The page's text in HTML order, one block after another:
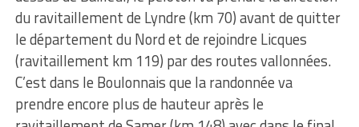
du ravitaillement de Lyndre (km 70) avant de quitter
le département du Nord et de rejoindre Licques
(ravitaillement km 119) par des routes vallonnées.
C’est dans le Boulonnais que la randonnée va
prendre encore plus de hauteur après le